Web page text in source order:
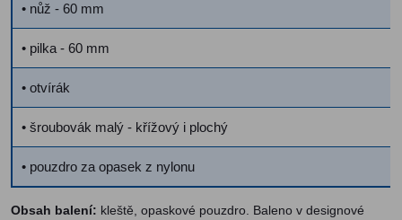
• nůž - 60 mm
• pilka - 60 mm
• otvírák
• šroubovák malý - křížový i plochý
• pouzdro za opasek z nylonu
Obsah balení: kleště, opaskové pouzdro. Baleno v designové